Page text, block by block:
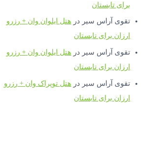
برای تابستان
تقوی آراس سیر در هتل ایلوان وان + رزرو
ارزان برای تابستان
تقوی آراس سیر در هتل ایلوان وان + رزرو
ارزان برای تابستان
تقوی آراس سیر در هتل توپراک وان + رزرو
ارزان برای تابستان